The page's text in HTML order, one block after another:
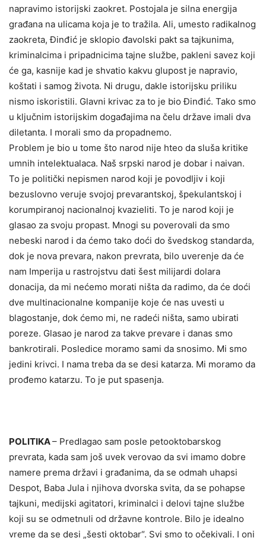
napravimo istorijski zaokret. Postojala je silna energija
građana na ulicama koja je to tražila. Ali, umesto radikalnog
zaokreta, Đinđić je sklopio đavolski pakt sa tajkunima,
kriminalcima i pripadnicima tajne službe, pakleni savez koji
će ga, kasnije kad je shvatio kakvu glupost je napravio,
koštati i samog života. Ni drugu, dakle istorijsku priliku
nismo iskoristili. Glavni krivac za to je bio Đinđić. Tako smo
u ključnim istorijskim događajima na čelu države imali dva
diletanta. I morali smo da propadnemo.
Problem je bio u tome što narod nije hteo da sluša kritike
umnih intelektualaca. Naš srpski narod je dobar i naivan.
To je politički nepismen narod koji je povodljiv i koji
bezuslovno veruje svojoj prevarantskoj, špekulantskoj i
korumpiranoj nacionalnoj kvazieliti. To je narod koji je
glasao za svoju propast. Mnogi su poverovali da smo
nebeski narod i da ćemo tako doći do švedskog standarda,
dok je nova prevara, nakon prevrata, bilo uverenje da će
nam Imperija u rastrojstvu dati šest milijardi dolara
donacija, da mi nećemo morati ništa da radimo, da će doći
dve multinacionalne kompanije koje će nas uvesti u
blagostanje, dok ćemo mi, ne radeći ništa, samo ubirati
poreze. Glasao je narod za takve prevare i danas smo
bankrotirali. Posledice moramo sami da snosimo. Mi smo
jedini krivci. I nama treba da se desi katarza. Mi moramo da
prođemo katarzu. To je put spasenja.
POLITIKA– Predlagao sam posle petooktobarskog
prevrata, kada sam još uvek verovao da svi imamo dobre
namere prema državi i građanima, da se odmah uhapsi
Despot, Baba Jula i njihova dvorska svita, da se pohapse
tajkuni, medijski agitatori, kriminalci i delovi tajne službe
koji su se odmetnuli od državne kontrole. Bilo je idealno
vreme da se desi „šesti oktobar“. Svi smo to očekivali. I oni